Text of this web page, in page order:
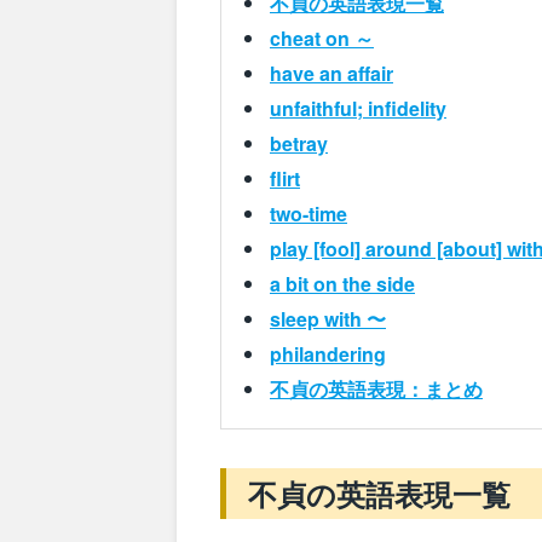
cheat on ～
have an affair
unfaithful; infidelity
betray
flirt
two-time
play [fool] around [about]
a bit on the side
sleep with 〜
philandering
不貞の英語表現：まとめ
不貞の英語表現一覧